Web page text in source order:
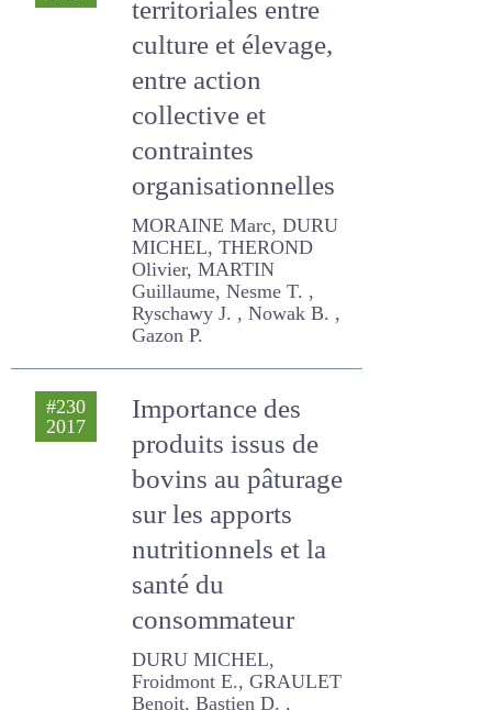
Complémentarités
territoriales entre
culture et élevage,
entre action
collective et
contraintes
organisationnelles
MORAINE Marc, DURU
MICHEL, THEROND Olivier,
MARTIN Guillaume, Nesme
Gazon P.
Importance des
produits issus de
bovins au pâturage
sur les apports
nutritionnels et la
santé du
consommateur